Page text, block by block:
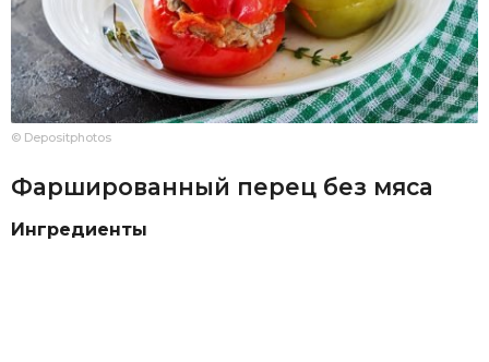
© Depositphotos
Фаршированный перец без мяса
Ингредиенты